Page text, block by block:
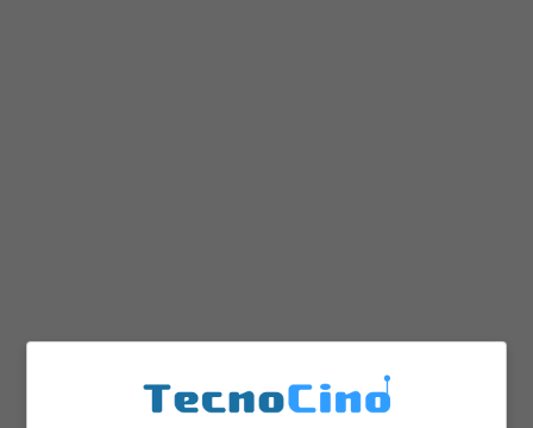
Aver aderito a questo gruppo farebbe
propendere per l’ipotesi secondo cui